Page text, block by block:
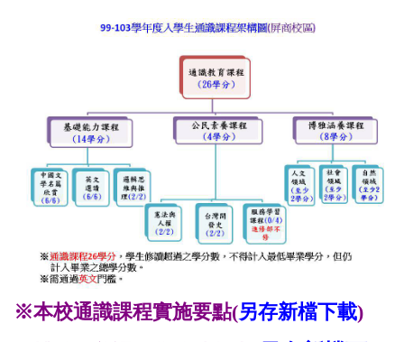
※本校通識課程實施要點(另存新檔下載)